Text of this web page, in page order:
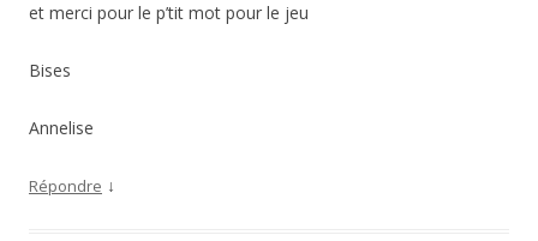
et merci pour le p’tit mot pour le jeu
Bises
Annelise
Répondre ↓